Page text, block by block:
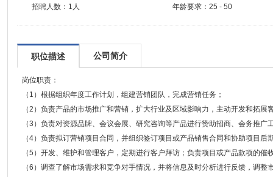
招聘人数： 1人 年龄要求： 25 - 50
职位描述 公司简介
岗位职责：
（1）根据组织年度工作计划，组建营销团队，完成营销任务；
（2）负责产品的市场推广和营销，扩大行业及区域影响力，主动开发和拓展
（3）负责对资源品牌、会议会展、研究咨询等产品进行赞助招商、会务推广
（4）负责拟订营销项目合同，并组织签订项目或产品销售合同和协助项目后
（5）开发、维护和管理客户，定期进行客户拜访；负责项目或产品款项的
（6）调查了解市场需求和竞争对手情况，并将信息及时分析进行反馈，调整